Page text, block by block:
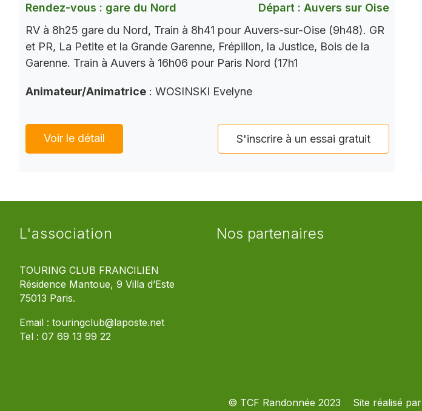
Rendez-vous : gare du Nord
Départ : Auvers sur Oise
RV à 8h25 gare du Nord, Train à 8h41 pour Auvers-sur-Oise (9h48). GR
et PR, La Petite et la Grande Garenne, Frépillon, la Justice, Bois de la
Garenne. Train à Auvers à 16h06 pour Paris Nord (17h1
Animateur/Animatrice : WOSINSKI Evelyne
Voir le détail S'inscrire à un essai gratuit
L'association
TOURING CLUB FRANCILIEN
Résidence Mantoue, 9 Villa d’Este
75013 Paris.
Email : touringclub@laposte.net
Tel : 07 69 13 99 22
Nos partenaires
© TCF Randonnée 2023
Site réalisé par